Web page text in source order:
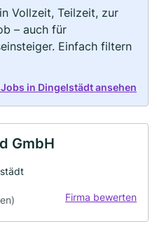
Vollzeit, Teilzeit, zur
– auch für
Einfach filtern
in Dingelstädt ansehen
GmbH
Firma bewerten